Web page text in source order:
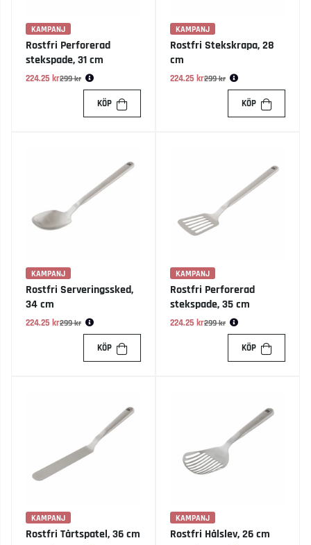
KAMPANJ
Rostfri Perforerad
stekspade, 31 cm
224.25 kr
Ordinarie pris:
299 kr
KÖP
KAMPANJ
Rostfri Stekskrapa, 28
cm
224.25 kr
Ordinarie pris:
299 kr
KÖP
KAMPANJ
Rostfri Serveringssked,
34 cm
224.25 kr
Ordinarie pris:
299 kr
KÖP
KAMPANJ
Rostfri Perforerad
stekspade, 35 cm
224.25 kr
Ordinarie pris:
299 kr
KÖP
KAMPANJ
Rostfri Tårtspatel, 36 cm
KAMPANJ
Rostfri Hålslev, 26 cm